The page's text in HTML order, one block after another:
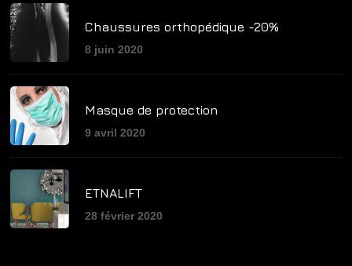
Chaussures orthopédique -20%
8 juin 2020
Masque de protection
9 avril 2020
ETNALIFT
28 février 2020